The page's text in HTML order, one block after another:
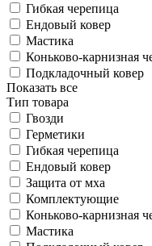
Гибкая черепица
Ендовый ковер
Мастика
Коньково-карнизная
Подкладочный ковер
Показать все
Тип товара
Гвозди
Герметики
Гибкая черепица
Ендовый ковер
Защита от мха
Комплектующие
Коньково-карнизная
Мастика